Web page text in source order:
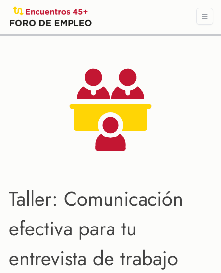
Taller: Comunicación
efectiva para tu
entrevista de trabajo